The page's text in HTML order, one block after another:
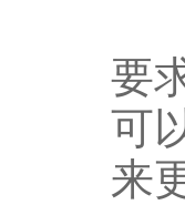
要
可
来